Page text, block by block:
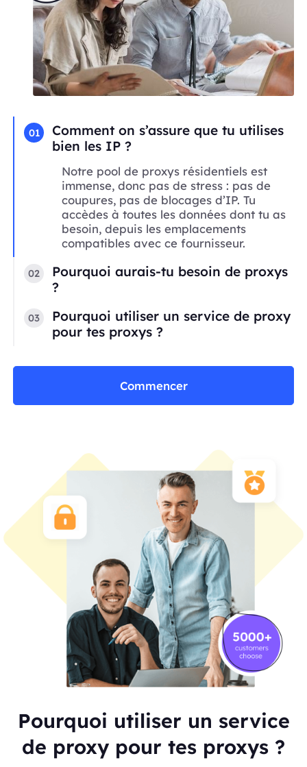
01
Comment on s’assure que tu utilises
bien les IP ?
Notre pool de proxys résidentiels est
immense, donc pas de stress : pas de
coupures, pas de blocages d’IP. Tu
accèdes à toutes les données dont tu as
besoin, depuis les emplacements
compatibles avec ce fournisseur.
02
Pourquoi aurais-tu besoin de proxys
?
03
Pourquoi utiliser un service de proxy
pour tes proxys ?
Commencer
Pourquoi utiliser un service
de proxy pour tes proxys ?